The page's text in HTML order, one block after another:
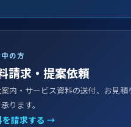
の方
請求・提案依頼
内・サービス資料の送付、お見積
ります。
を請求する →